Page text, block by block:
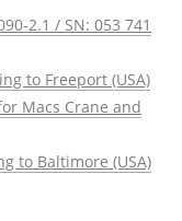
2.1 / SN: 053 741
to Freeport (USA)
Macs Crane and
to Baltimore (USA)